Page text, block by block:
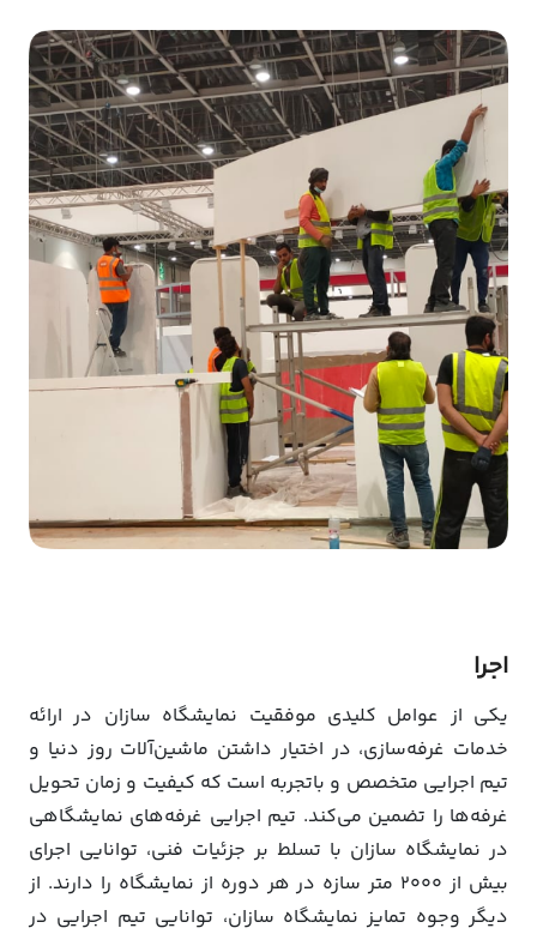
اجرا
یکی از عوامل کلیدی موفقیت نمایشگاه سازان در ارائه
خدمات غرفه‌سازی، در اختیار داشتن ماشین‌آلات روز دنیا و
تیم اجرایی متخصص و باتجربه است که کیفیت و زمان تحویل
غرفه‌ها را تضمین می‌کند. تیم اجرایی غرفه‌های نمایشگاهی
در نمایشگاه سازان با تسلط بر جزئیات فنی، توانایی اجرای
بیش از 2000 متر سازه در هر دوره از نمایشگاه را دارند. از
دیگر وجوه تمایز نمایشگاه سازان، توانایی تیم اجرایی در